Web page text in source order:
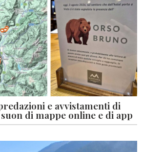
e avvistamenti di
di mappe online e di app